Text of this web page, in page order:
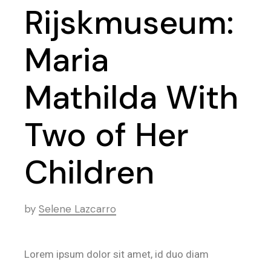
Rijskmuseum:
Maria
Mathilda With
Two of Her
Children
by Selene Lazcarro
Lorem ipsum dolor sit amet, id duo diam